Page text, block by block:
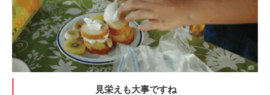
見栄えも大事ですね